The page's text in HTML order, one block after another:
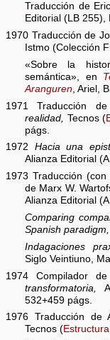
Traducción de
Editorial (LB
1970 Traducción de
Istmo (Colección
«Sobre la
semántica», en
Aranguren , Ariel,
1971 Traducción
realidad, Tecnos (
págs.
1972 Hacia una
Alianza Editorial
1973 Traducción
de Marx W.
Alianza Editorial
Comparing
Spanish paradigm,
Indagaciones
Siglo Veintiuno,
1974 Compilador
transformatoria,
532+459 págs.
1976 Traducción de
Tecnos (